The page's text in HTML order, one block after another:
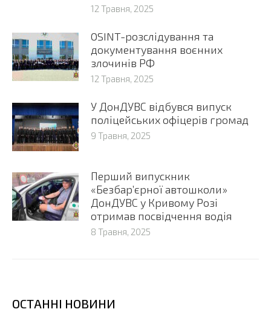
12 Травня, 2025
OSINT-розслідування та
документування воєнних
злочинів РФ
12 Травня, 2025
У ДонДУВС відбувся випуск
поліцейських офіцерів громад
9 Травня, 2025
Перший випускник
«Безбар’єрної автошколи»
ДонДУВС у Кривому Розі
отримав посвідчення водія
8 Травня, 2025
ОСТАННІ НОВИНИ